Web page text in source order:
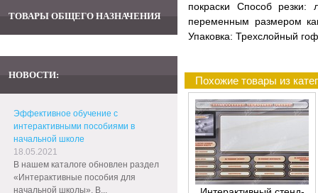
ТОВАРЫ ОБЩЕГО НАЗНАЧЕНИЯ
НОВОСТИ:
Эффективное обучение с
интерактивными пособиями в
начальной школе
18.05.2021
В нашем каталоге обновлен раздел
«Интерактивные пособия для
начальной школы». В...
покраски Способ резки:
переменным размером
Упаковка: Трехслойный
Похожие товары из